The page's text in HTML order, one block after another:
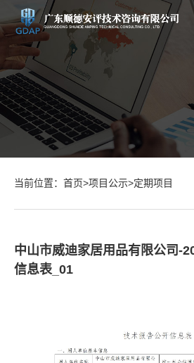
当前位置： 首页>项目公示>定期项目
中山市威迪家居用品有限公司-
信息表_01